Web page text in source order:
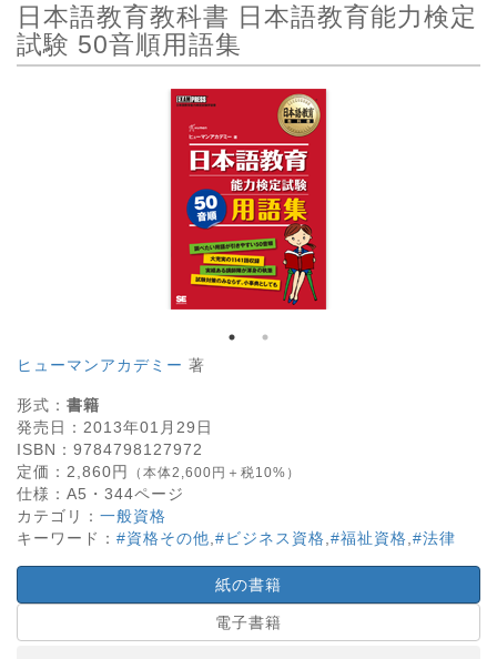
日本語教育教科書 日本語教育能力検定
試験 50音順用語集
ヒューマンアカデミー 著
形式： 書籍
発売日： 2013年01月29日
ISBN： 9784798127972
定価： 2,860円 （本体2,600円＋税10%）
仕様： A5・ 344ページ
カテゴリ： 一般資格
キーワード： #資格その他 #ビジネス資格 #福祉資格 #法律
紙の書籍
電子書籍